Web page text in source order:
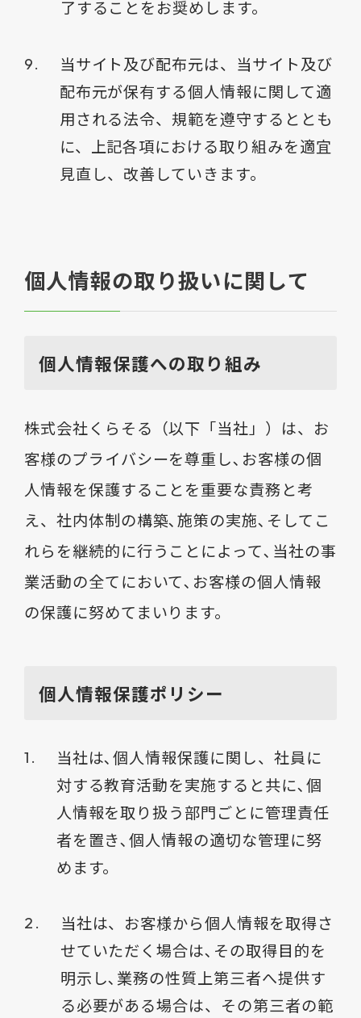
了することをお奨めします。
当サイト及び配布元は、当サイト及び
配布元が保有する個人情報に関して適
用される法令、規範を遵守するととも
に、上記各項における取り組みを適宜
見直し、改善していきます。
個人情報の取り扱いに関して
個人情報保護への取り組み
株式会社くらそる（以下「当社」）は、お
客様のプライバシーを尊重し､お客様の個
人情報を保護することを重要な責務と考
え、社内体制の構築､施策の実施､そしてこ
れらを継続的に行うことによって､当社の事
業活動の全てにおいて､お客様の個人情報
の保護に努めてまいります。
個人情報保護ポリシー
当社は､個人情報保護に関し、社員に
対する教育活動を実施すると共に､個
人情報を取り扱う部門ごとに管理責任
者を置き､個人情報の適切な管理に努
めます。
当社は、お客様から個人情報を取得さ
せていただく場合は､その取得目的を
明示し､業務の性質上第三者へ提供す
る必要がある場合は、その第三者の範